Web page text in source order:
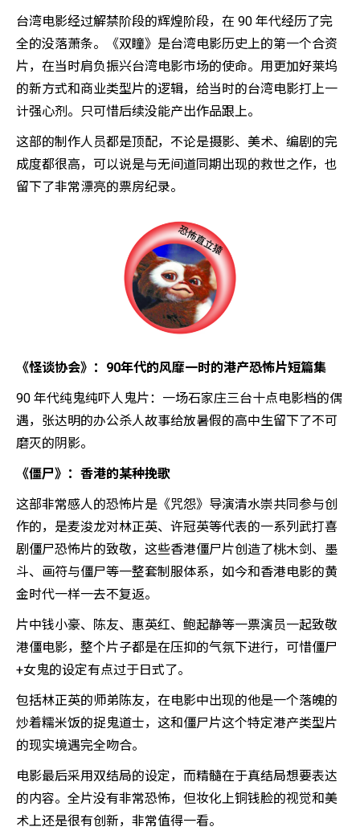
台湾电影经过解禁阶段的辉煌阶段，在 90 年代经历了完
全的没落萧条。《双瞳》是台湾电影历史上的第一个合资
片，在当时肩负振兴台湾电影市场的使命。用更加好莱坞
的新方式和商业类型片的逻辑，给当时的台湾电影打上一
计强心剂。只可惜后续没能产出作品跟上。
这部的制作人员都是顶配，不论是摄影、美术、编剧的完
成度都很高，可以说是与无间道同期出现的救世之作，也
留下了非常漂亮的票房纪录。
《怪谈协会》：90年代的风靡一时的港产恐怖片短篇集
90 年代纯鬼纯吓人鬼片：一场石家庄三台十点电影档的偶
遇，张达明的办公杀人故事给放暑假的高中生留下了不可
磨灭的阴影。
《僵尸》：香港的某种挽歌
这部非常感人的恐怖片是《咒怨》导演清水崇共同参与创
作的，是麦浚龙对林正英、许冠英等代表的一系列武打喜
剧僵尸恐怖片的致敬，这些香港僵尸片创造了桃木剑、墨
斗、画符与僵尸等一整套制服体系，如今和香港电影的黄
金时代一样一去不复返。
片中钱小豪、陈友、惠英红、鲍起静等一票演员一起致敬
港僵电影，整个片子都是在压抑的气氛下进行，可惜僵尸
+女鬼的设定有点过于日式了。
包括林正英的师弟陈友，在电影中出现的他是一个落魄的
炒着糯米饭的捉鬼道士，这和僵尸片这个特定港产类型片
的现实境遇完全吻合。
电影最后采用双结局的设定，而精髓在于真结局想要表达
的内容。全片没有非常恐怖，但妆化上铜钱脸的视觉和美
术上还是很有创新，非常值得一看。